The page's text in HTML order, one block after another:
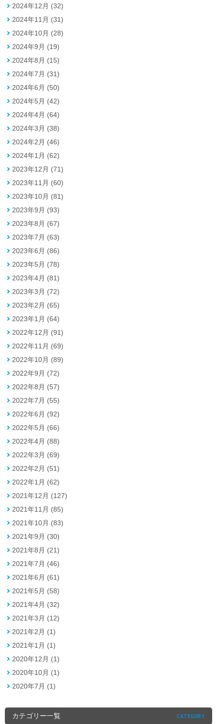
2024年12月 (32)
2024年11月 (31)
2024年10月 (28)
2024年9月 (19)
2024年8月 (15)
2024年7月 (31)
2024年6月 (50)
2024年5月 (42)
2024年4月 (64)
2024年3月 (38)
2024年2月 (46)
2024年1月 (62)
2023年12月 (71)
2023年11月 (60)
2023年10月 (81)
2023年9月 (93)
2023年8月 (67)
2023年7月 (63)
2023年6月 (86)
2023年5月 (78)
2023年4月 (81)
2023年3月 (72)
2023年2月 (65)
2023年1月 (64)
2022年12月 (91)
2022年11月 (69)
2022年10月 (89)
2022年9月 (72)
2022年8月 (57)
2022年7月 (55)
2022年6月 (92)
2022年5月 (66)
2022年4月 (88)
2022年3月 (69)
2022年2月 (51)
2022年1月 (62)
2021年12月 (127)
2021年11月 (85)
2021年10月 (83)
2021年9月 (30)
2021年8月 (21)
2021年7月 (46)
2021年6月 (61)
2021年5月 (58)
2021年4月 (32)
2021年3月 (12)
2021年2月 (1)
2021年1月 (1)
2020年12月 (1)
2020年10月 (1)
2020年7月 (1)
カテゴリー一覧 CATEGORY